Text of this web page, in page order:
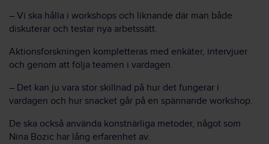
– Vi ska hålla i workshops och liknande där man både
diskuterar och testar nya arbetssätt.
Aktionsforskningen kompletteras med enkäter, intervjuer
och genom att följa teamen i vardagen.
– Det kan ju vara stor skillnad på hur det fungerar i
vardagen och hur snacket går på en spännande workshop.
De ska också använda konstnärliga metoder, något som
Nina Bozic har lång erfarenhet av.